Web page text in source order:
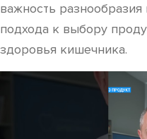
важность
подхода к выбору
здоровья кишечника.